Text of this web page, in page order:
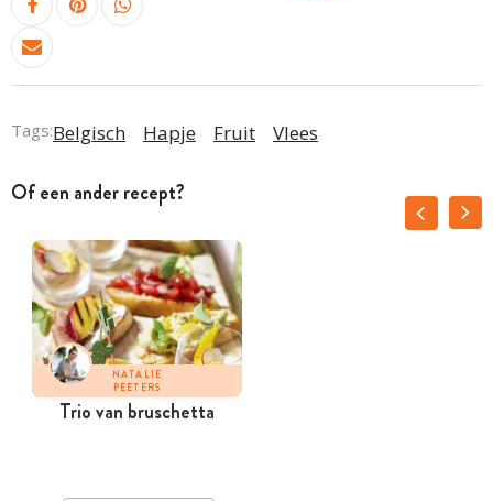
Tags:Belgisch Hapje Fruit Vlees
Of een ander recept?
NATALIE
PEETERS
Trio van bruschetta